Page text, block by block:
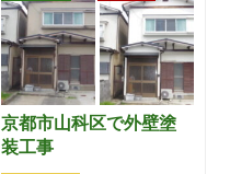
京都市山科区で外壁塗
装工事